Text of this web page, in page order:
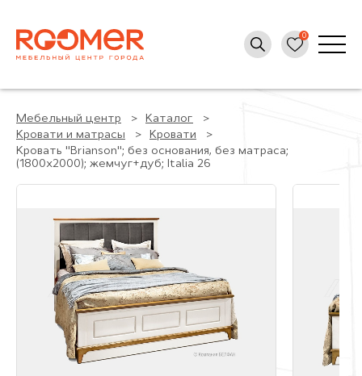
Мебельный центр
Каталог
Кровати и матрасы
Кровати
Кровать "Brianson"; без основания, без матраса;
(1800x2000); жемчуг+дуб; Italia 26